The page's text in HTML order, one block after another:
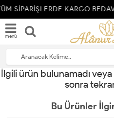
SİPARİŞLERDE KARGO
menü
İlgili ürün bulunamadı veya
sonra
Bu Ürünler